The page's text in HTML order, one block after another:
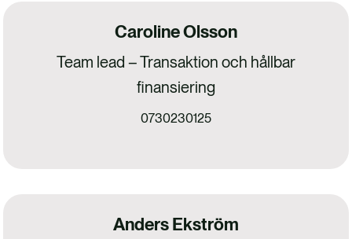
Caroline Olsson
Team lead – Transaktion och hållbar
finansiering
0730230125
Anders Ekström